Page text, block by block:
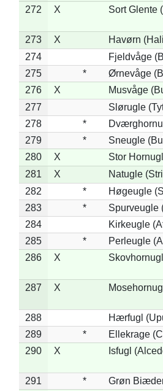
272
X Sort Glente
273 X
Havørn
274
Fjeldvåge
275
*
Ørnevåge
276
X
Musvåge
277
Slørugle
278
*
279
*
Sneugle
280
X
Stor
281
X
Natugle
282
*
Høgeugle
283
*
Spurveugle
284
Kirkeugle
285
*
Perleugle
286
X
287 X
288
Hærfugl
289
*
Ellekrage
290
X Isfugl
291 *
Grøn